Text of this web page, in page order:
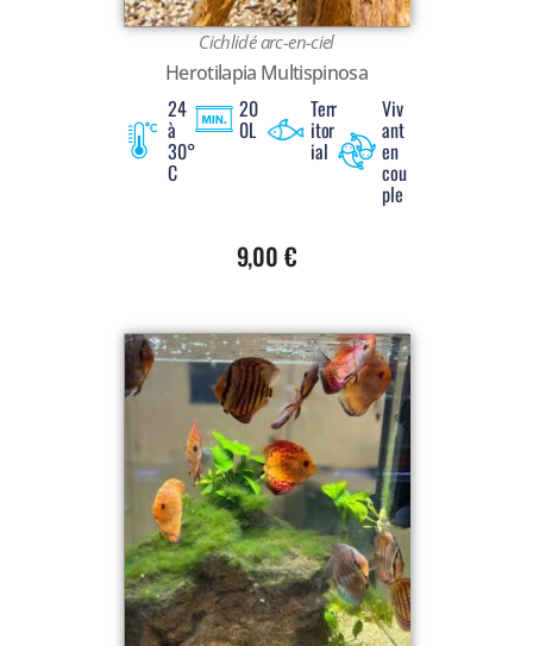
Cichlidé arc-en-ciel
Herotilapia Multispinosa
24
à
30°
C
20
0L
Terr
itor
ial
Viv
ant
en
cou
ple
9,00 €